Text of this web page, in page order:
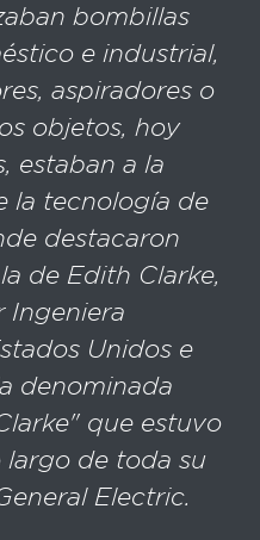
bombillas
e industrial,
aspiradores o
objetos, hoy
estaban a la
la tecnología de
destacaron
de Edith Clarke,
Ingeniera
Unidos e
denominada
que estuvo
largo de toda su
Electric.